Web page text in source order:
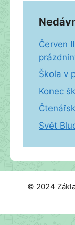
Červen
Škola v
Konec
Svět
© 2024